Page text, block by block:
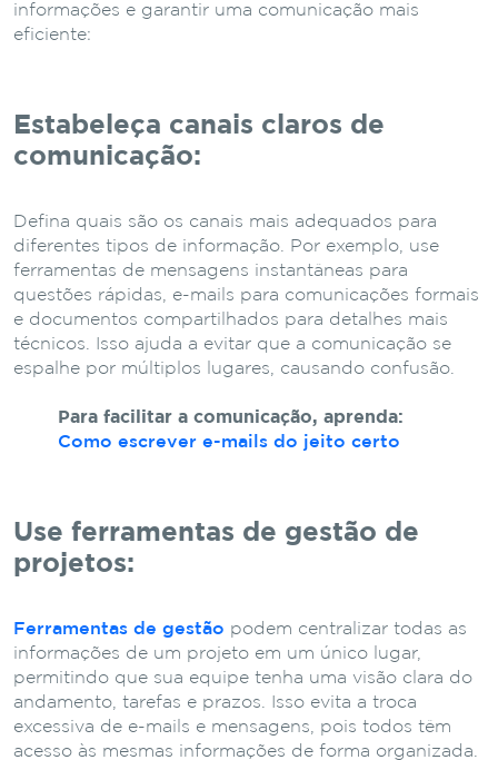
informações e garantir uma comunicação mais
eficiente:
Estabeleça canais claros de
comunicação:
Defina quais são os canais mais adequados para
diferentes tipos de informação. Por exemplo, use
ferramentas de mensagens instantâneas para
questões rápidas, e-mails para comunicações formais
e documentos compartilhados para detalhes mais
técnicos. Isso ajuda a evitar que a comunicação se
espalhe por múltiplos lugares, causando confusão.
Para facilitar a comunicação, aprenda:
Como escrever e-mails do jeito certo
Use ferramentas de gestão de
projetos:
Ferramentas de gestão podem centralizar todas as
informações de um projeto em um único lugar,
permitindo que sua equipe tenha uma visão clara do
andamento, tarefas e prazos. Isso evita a troca
excessiva de e-mails e mensagens, pois todos têm
acesso às mesmas informações de forma organizada.